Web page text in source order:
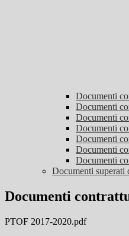
Documenti
Documenti
Documenti
Documenti
Documenti
Documenti
Documenti
Documenti superati
Documenti
PTOF 2017-2020.pdf